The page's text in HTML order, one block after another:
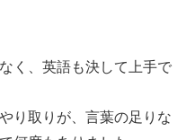
く、英語も決して上手で
り取りが、言葉の足りな